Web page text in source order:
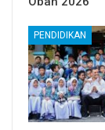
PENDIDIKAN